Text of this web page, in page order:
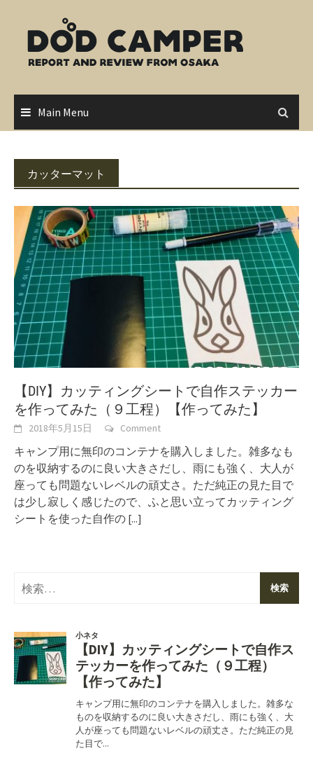
content
Main Menu
カッターマット
【DIY】カッティングシートで自作ステッカー
を作ってみた（９工程）【作ってみた】
2018年5月15日 Comment
キャンプ用に無印のコンテナを購入しました。雑多なも
のを収納するのに良い大きさだし、雨にも強く、大人が
座っても問題ないレベルの頑丈さ。ただ純正の見た目で
は少し寂しく感じたので、ふと思い立ってカッティング
シートを使った自作の [...]
検
索: